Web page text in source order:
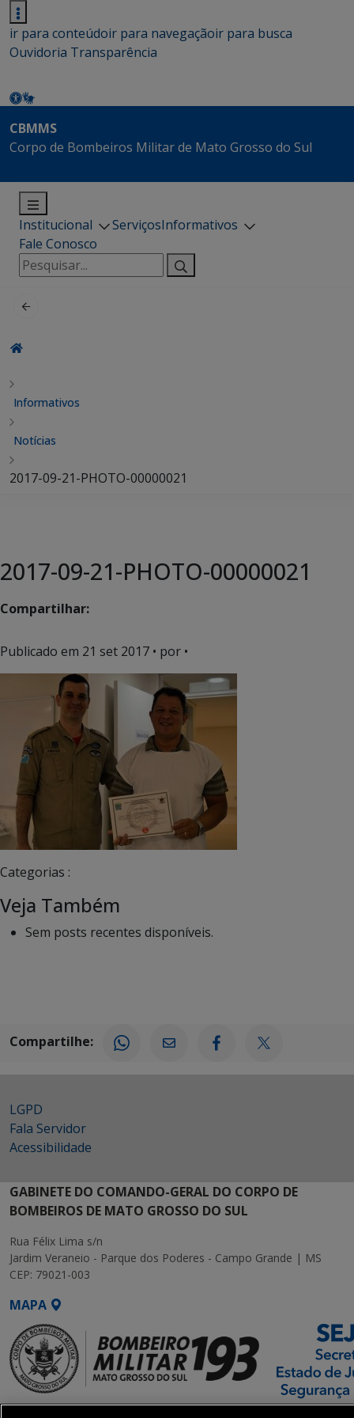
ir para conteúdoir para navegaçãoir para busca
Ouvidoria Transparência
CBMMS
Corpo de Bombeiros Militar de Mato Grosso do Sul
Institucional ServiçosInformativos
Fale Conosco
Pesquisar
por:
Informativos
Notícias
2017-09-21-PHOTO-00000021
2017-09-21-PHOTO-00000021
Compartilhar:
Publicado em 21 set 2017 • por •
Categorias :
Veja Também
Sem posts recentes disponíveis.
Compartilhe:
LGPD
Fala Servidor
Acessibilidade
GABINETE DO COMANDO-GERAL DO CORPO DE
BOMBEIROS DE MATO GROSSO DO SUL
Rua Félix Lima s/n
Jardim Veraneio - Parque dos Poderes - Campo Grande | MS
CEP: 79021-003
MAPA